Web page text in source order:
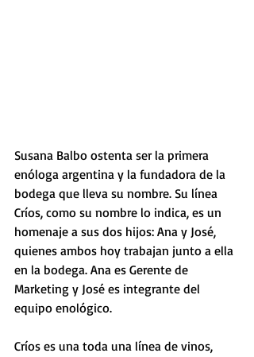
Susana Balbo ostenta ser la primera
enóloga argentina y la fundadora de la
bodega que lleva su nombre. Su línea
Críos, como su nombre lo indica, es un
homenaje a sus dos hijos: Ana y José,
quienes ambos hoy trabajan junto a ella
en la bodega. Ana es Gerente de
Marketing y José es integrante del
equipo enológico.
Críos es una toda una línea de vinos,